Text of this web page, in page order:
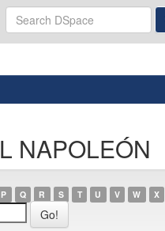
NAPOLEÓN
P Q R S T U V W X